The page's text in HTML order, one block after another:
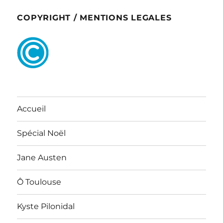
COPYRIGHT / MENTIONS LEGALES
Accueil
Spécial Noël
Jane Austen
Ô Toulouse
Kyste Pilonidal